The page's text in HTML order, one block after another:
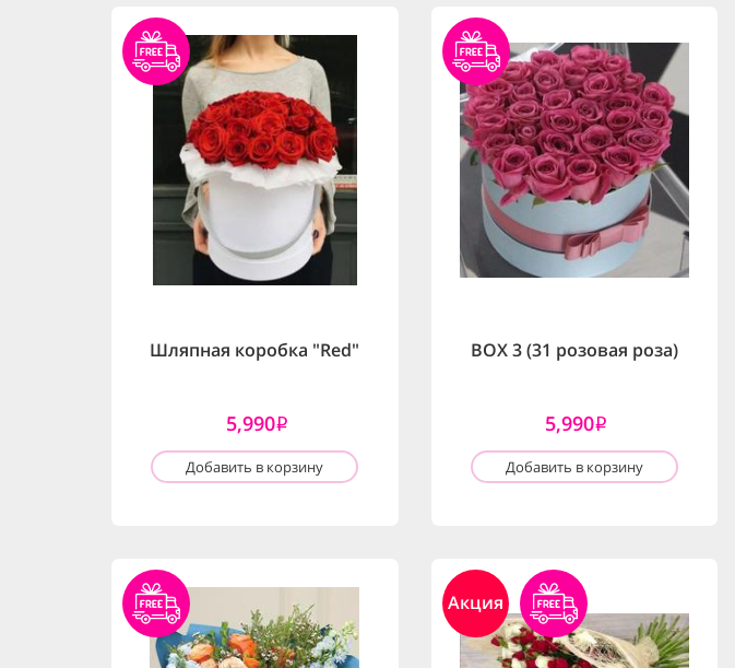
Шляпная коробка "Red"
5,990i
Добавить в корзину
BOX 3 (31 розовая роза)
5,990i
Добавить в корзину
Акция